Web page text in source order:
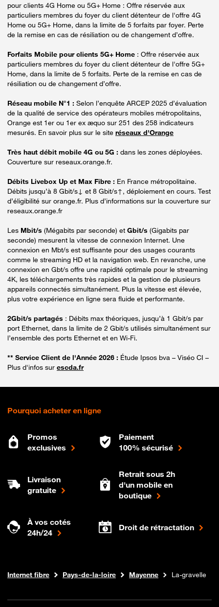
pour clients 4G Home ou 5G+ Home : Offre réservée aux
particuliers membres du foyer du client détenteur de l'offre 4G
Home ou 5G+ Home, dans la limite de 5 forfaits par foyer. Perte
de la remise en cas de résiliation ou de changement d’offre.
Forfaits Mobile pour clients 5G+ Home : Offre réservée aux
particuliers membres du foyer du client détenteur de l'offre 5G+
Home, dans la limite de 5 forfaits. Perte de la remise en cas de
résiliation ou de changement d’offre.
Réseau mobile N°1 : Selon l’enquête ARCEP 2025 d’évaluation
de la qualité de service des opérateurs mobiles métropolitains,
Orange est 1er ou 1er ex æquo sur 251 des 258 indicateurs
mesurés. En savoir plus sur le site réseaux d'Orange
Très haut débit mobile 4G ou 5G : dans les zones déployées.
Couverture sur reseaux.orange.fr.
Débits Livebox Up et Max Fibre : En France métropolitaine.
Débits jusqu’à 8 Gbit/s↓ et 8 Gbit/s↑, déploiement en cours. Test
d’éligibilité sur orange.fr. Plus d’informations sur la couverture sur
reseaux.orange.fr
Les Mbit/s (Mégabits par seconde) et Gbit/s (Gigabits par
seconde) mesurent la vitesse de connexion Internet. Une
connexion en Mbt/s est suffisante pour des usages courants
comme le streaming HD et la navigation web. En revanche, une
connexion en Gbt/s offre une rapidité optimale pour le streaming
4K, les téléchargements très rapides et la gestion de plusieurs
appareils connectés simultanément. Plus la vitesse est élevée,
plus votre expérience en ligne sera fluide et performante.
2Gbit/s partagés : Débits max théoriques, jusqu’à 1 Gbit/s par
port Ethernet, dans la limite de 2 Gbit/s utilisés simultanément sur
l’ensemble des ports Ethernet et en Wi-Fi.
** Service Client de l'Année 2026 : Étude Ipsos bva – Viséo CI –
Plus d'infos sur escda.fr
Pourquoi acheter en ligne
Promos
exclusives
Paiement
100% sécurisé
Livraison
gratuite
Retrait sous 2h
d'un mobile en
boutique
À vos cotés
24h/24
Droit de rétractation
Boutique Orange
Internet fibre Pays-de-la-loire Mayenne La-gravelle